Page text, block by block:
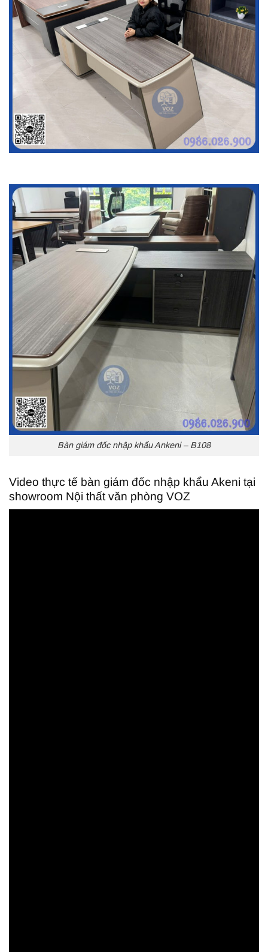
Bàn giám đốc nhập khẩu Ankeni – B108
Video thực tế bàn giám đốc nhập khẩu Akeni tại
showroom Nội thất văn phòng VOZ